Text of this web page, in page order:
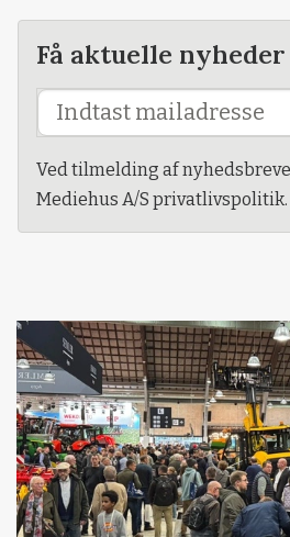
Få aktuelle
Ved tilmelding af
Mediehus A/S privatlivspolitik.